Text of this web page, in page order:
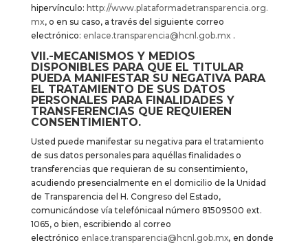
hipervínculo: http://www.plataformadetransparencia.org.
mx, o en su caso, a través del siguiente correo
electrónico: enlace.transparencia@hcnl.gob.mx .
VII.-MECANISMOS Y MEDIOS
DISPONIBLES PARA QUE EL TITULAR
PUEDA MANIFESTAR SU NEGATIVA PARA
EL TRATAMIENTO DE SUS DATOS
PERSONALES PARA FINALIDADES Y
TRANSFERENCIAS QUE REQUIEREN
CONSENTIMIENTO.
Usted puede manifestar su negativa para el tratamiento
de sus datos personales para aquéllas finalidades o
transferencias que requieran de su consentimiento,
acudiendo presencialmente en el domicilio de la Unidad
de Transparencia del H. Congreso del Estado,
comunicándose vía telefónicaal número 81509500 ext.
1065, o bien, escribiendo al correo
electrónico enlace.transparencia@hcnl.gob.mx, en donde